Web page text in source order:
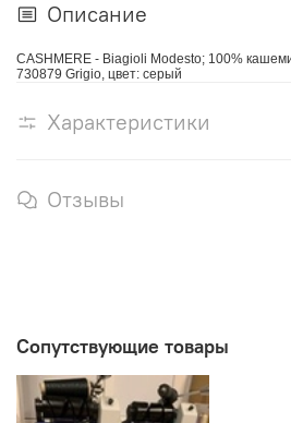
Описание
CASHMERE - Biagioli Modesto; 100%
730879 Grigio, цвет: серый
Характеристики
Отзывы
Сопутствующие товары